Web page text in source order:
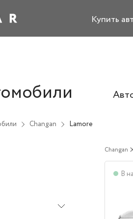
Купить
Changan Lamore
Changan
В